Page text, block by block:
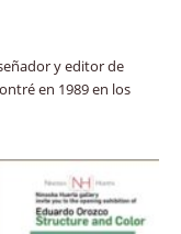
y editor de
en 1989 en los